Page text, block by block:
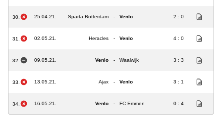
30. 25.04.21. Sparta Rotterdam - Venlo 2 : 0
31. 02.05.21. Heracles - Venlo 4 : 0
32. 09.05.21. Venlo - Waalwijk 3 : 3
33. 13.05.21. Ajax - Venlo 3 : 1
34. 16.05.21. Venlo - FC Emmen 0 : 4